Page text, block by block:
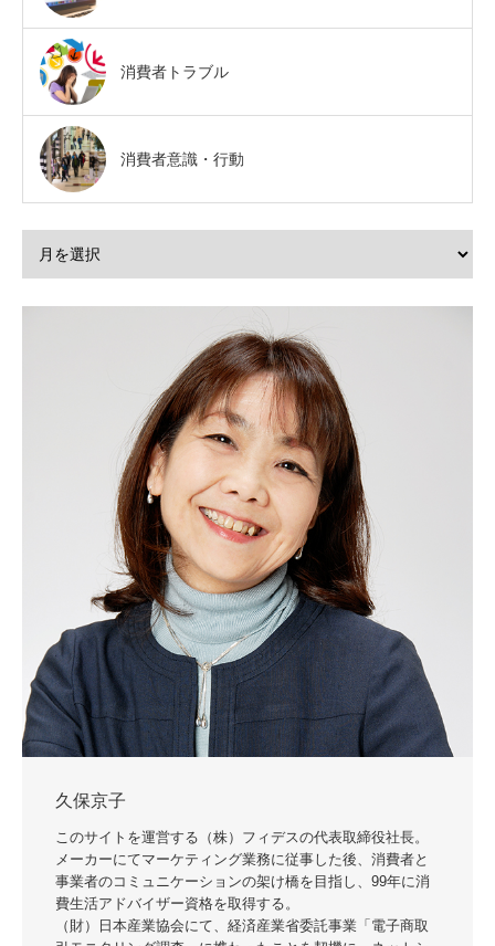
消費者トラブル
消費者意識・行動
久保京子
このサイトを運営する（株）フィデスの代表取締役社長。
メーカーにてマーケティング業務に従事した後、消費者と
事業者のコミュニケーションの架け橋を目指し、99年に消
費生活アドバイザー資格を取得する。
（財）日本産業協会にて、経済産業省委託事業「電子商取